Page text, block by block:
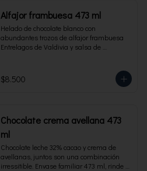
Alfajor frambuesa 473 ml
Helado de chocolate blanco con
abundantes trozos de alfajor frambuesa
Entrelagos de Valdivia y salsa de
$8.500
Chocolate crema avellana 473
ml
Chocolate leche 32% cacao y crema de
avellanas, juntos son una combinación
irressitible. Envase familiar 473 ml, rinde 4